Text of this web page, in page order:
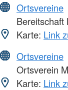
Ortsvereine
Bereitschaft
Karte: Link
Ortsvereine
Ortsverein
Karte: Link